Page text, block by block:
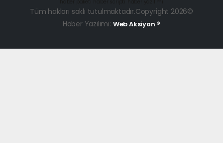
Tüm hakları saklı tutulmaktadır.Copyright 2026©
Haber Yazılımı: Web Aksiyon ®